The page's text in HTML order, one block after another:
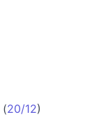
(20/12)